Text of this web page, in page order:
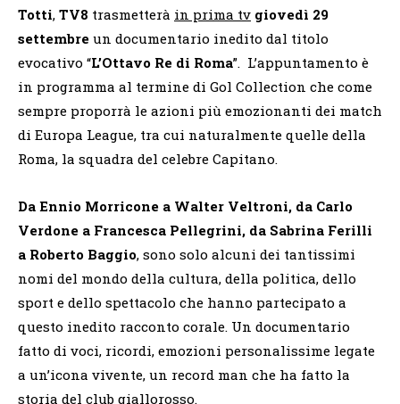
Totti, TV8 trasmetterà in prima tv giovedì 29
settembre un documentario inedito dal titolo
evocativo “L’Ottavo Re di Roma”. L’appuntamento è
in programma al termine di Gol Collection che come
sempre proporrà le azioni più emozionanti dei match
di Europa League, tra cui naturalmente quelle della
Roma, la squadra del celebre Capitano.
Da Ennio Morricone a Walter Veltroni, da Carlo
Verdone a Francesca Pellegrini, da Sabrina Ferilli
a Roberto Baggio, sono solo alcuni dei tantissimi
nomi del mondo della cultura, della politica, dello
sport e dello spettacolo che hanno partecipato a
questo inedito racconto corale. Un documentario
fatto di voci, ricordi, emozioni personalissime legate
a un’icona vivente, un record man che ha fatto la
storia del club giallorosso.